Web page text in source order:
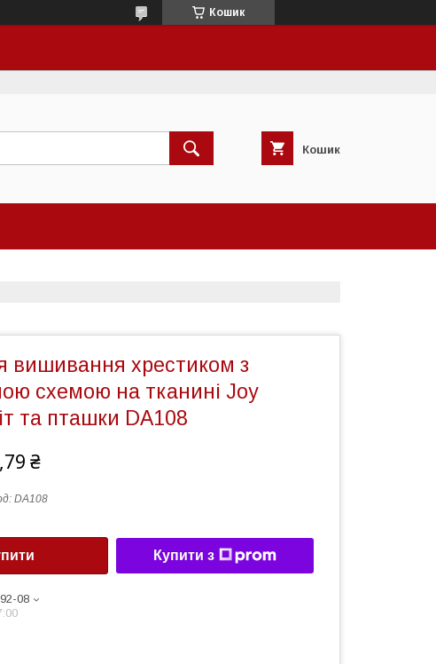
Кошик
Кошик
вишивання хрестиком з
схемою на тканині Joy
та пташки DA108
₴
DA108
Купити з
08